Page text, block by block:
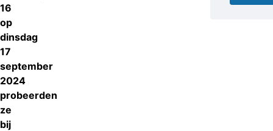
16
op
dinsdag
17
september
2024
probeerden
ze
bij